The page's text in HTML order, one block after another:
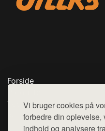
Vi bruger cookies på
forbedre din oplevelse,
indhold og analysere
Forside
Top Rabatter
Kontakt